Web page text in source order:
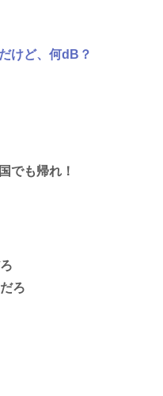
けど、何dB？
でも帰れ！
ろ